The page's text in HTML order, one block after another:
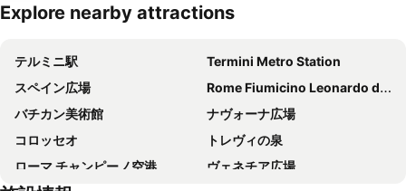
地図を拡大
Explore nearby attractions
テルミニ駅
Termini Metro Station
スペイン広場
Rome Fiumicino Leonardo da Vinci International Airport
バチカン美術館
ナヴォーナ広場
コロッセオ
トレヴィの泉
ローマ チャンピーノ空港
ヴェネチア広場